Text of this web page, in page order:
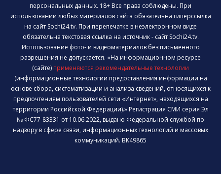
персональных данных. 18+ Все права соблюдены. При
использовании любых материалов сайта обязательна гиперссылка
на сайт Sochi24.tv. При перепечатке в неэлектронном виде
обязательна текстовая ссылка на источник - сайт Sochi24.tv.
Использование фото- и видеоматериалов без письменного
разрешения не допускается. «На информационном ресурсе
(сайте) применяются рекомендательные технологии
(информационные технологии предоставления информации на
основе сбора, систематизации и анализа сведений, относящихся к
предпочтениям пользователей сети «Интернет», находящихся на
территории Российской Федерации).» Регистрация СМИ серия Эл
№ ФС77-83331 от 10.06.2022, выдано Федеральной службой по
надзору в сфере связи, информационных технологий и массовых
коммуникаций. ВК49865